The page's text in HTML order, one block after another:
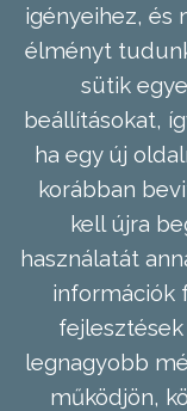
igényeihez, és
élményt
sütik
beállításokat,
ha egy új
korábban
kell újra
használatát
információk
legnagyobb
működjön,